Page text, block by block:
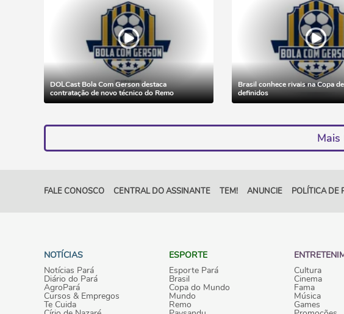
DOLCast Bola Com Gerson destaca
contratação de novo técnico do Remo
Brasil conhece rivais na Copa
definidos
FALE CONOSCO CENTRAL DO ASSINANTE TEM! ANUNCIE POLÍTICA DE
NOTÍCIAS
Notícias Pará
Diário do Pará
AgroPará
Cursos & Empregos
Te Cuida
ESPORTE
Esporte Pará
Brasil
Copa do Mundo
Mundo
Remo
Cultura
Cinema
Fama
Música
Games